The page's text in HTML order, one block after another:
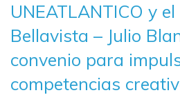
principal
UNEATLANTICO y
Bellavista – Julio
convenio para
competencias